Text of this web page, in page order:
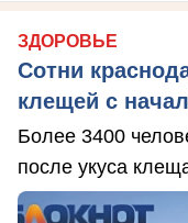
ЗДОРОВЬЕ
Сотни
клещей с
Более 3400
после укуса